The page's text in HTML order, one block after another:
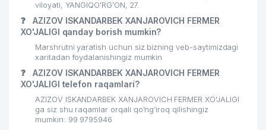
viloyati, YANGIQO'RG'ON, 27.
❓
AZIZOV ISKANDARBEK XANJAROVICH FERMER
XO'JALIGI qanday borish mumkin?
Marshrutni yaratish uchun siz bizning veb-saytimizdagi
xaritadan foydalanishingiz mumkin
❓
AZIZOV ISKANDARBEK XANJAROVICH FERMER
XO'JALIGI telefon raqamlari?
AZIZOV ISKANDARBEK XANJAROVICH FERMER XO'JALIGI
ga siz shu raqamlar orqali qo’ng’iroq qilishingiz
mumkin: 99 9795946